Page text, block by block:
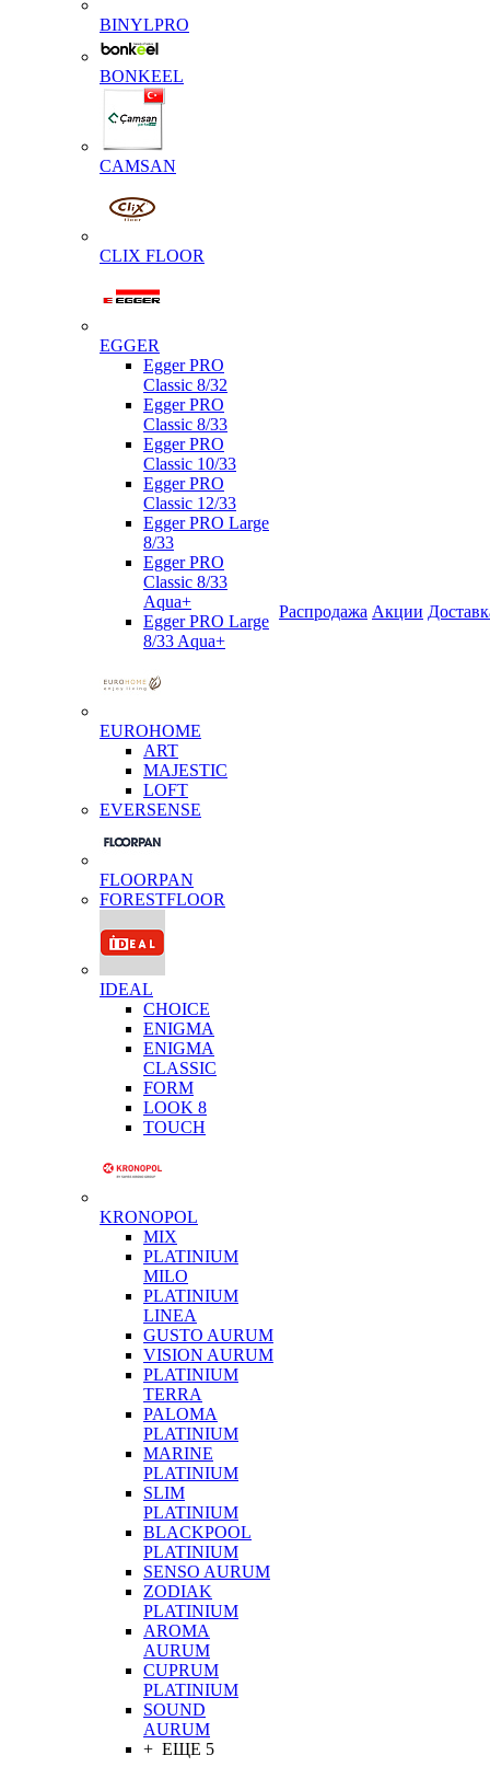
BINYLPRO
BONKEEL
CAMSAN
CLIX FLOOR
EGGER
Egger PRO
Classic 8/32
Egger PRO
Classic 8/33
Egger PRO
Classic 10/33
Egger PRO
Classic 12/33
Egger PRO Large
8/33
Egger PRO
Classic 8/33
Aqua+
Egger PRO Large
8/33 Aqua+
EUROHOME
ART
MAJESTIC
LOFT
EVERSENSE
FLOORPAN
FORESTFLOOR
IDEAL
CHOICE
ENIGMA
ENIGMA
CLASSIC
FORM
LOOK 8
TOUCH
KRONOPOL
MIX
PLATINIUM
MILO
PLATINIUM
LINEA
GUSTO AURUM
VISION AURUM
PLATINIUM
TERRA
PALOMA
PLATINIUM
MARINE
PLATINIUM
SLIM
PLATINIUM
BLACKPOOL
PLATINIUM
SENSO AURUM
ZODIAK
PLATINIUM
AROMA
AURUM
CUPRUM
PLATINIUM
SOUND
AURUM
+ ЕЩЕ 5
Распродажа Акции